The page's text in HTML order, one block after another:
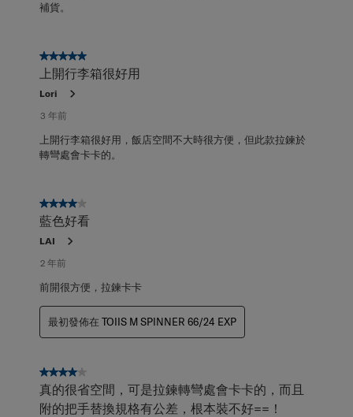
補貨。
5星，共5星。
上開行李箱很好用
Lori
3 年前
上開行李箱很好用，飯店空間不大時很方便，但此款拉鍊於
轉彎處會卡卡的。
4星，共5星。
藍色好看
LAI
2 年前
前開很方便，拉鍊卡卡
最初發佈在 TOIIS M SPINNER 66/24 EXP
4星，共5星。
真的很省空間，可是拉鍊轉彎處會卡卡的，而且
附的把手替換規格有公差，根本裝不好==！